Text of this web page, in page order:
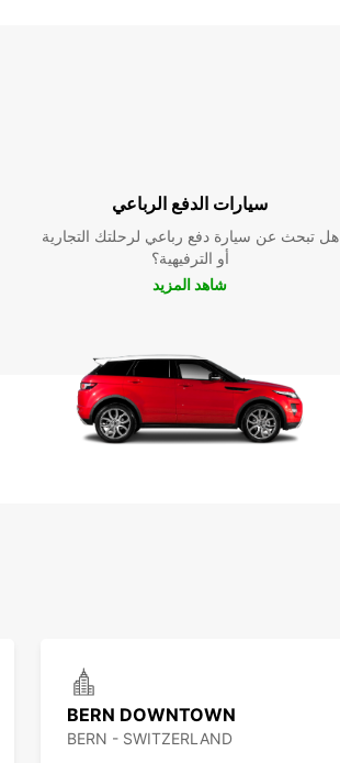
سيارات الدفع الرباعي
هل تبحث عن سيارة دفع رباعي لرحلتك التجارية
أو الترفيهية؟
شاهد المزيد
BERN DOWNTOWN
BERN - SWITZERLAND